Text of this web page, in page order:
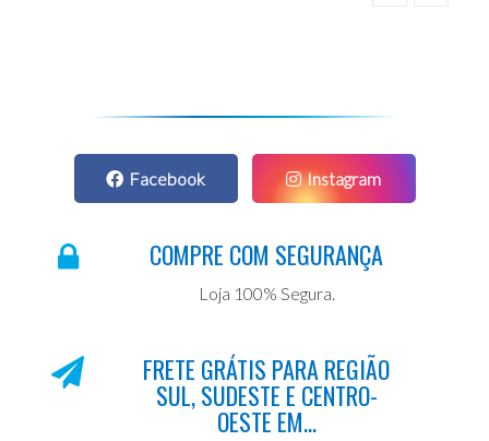
Facebook Instagram
COMPRE COM SEGURANÇA
Loja 100% Segura.
FRETE GRÁTIS PARA REGIÃO
SUL, SUDESTE E CENTRO-
OESTE EM...